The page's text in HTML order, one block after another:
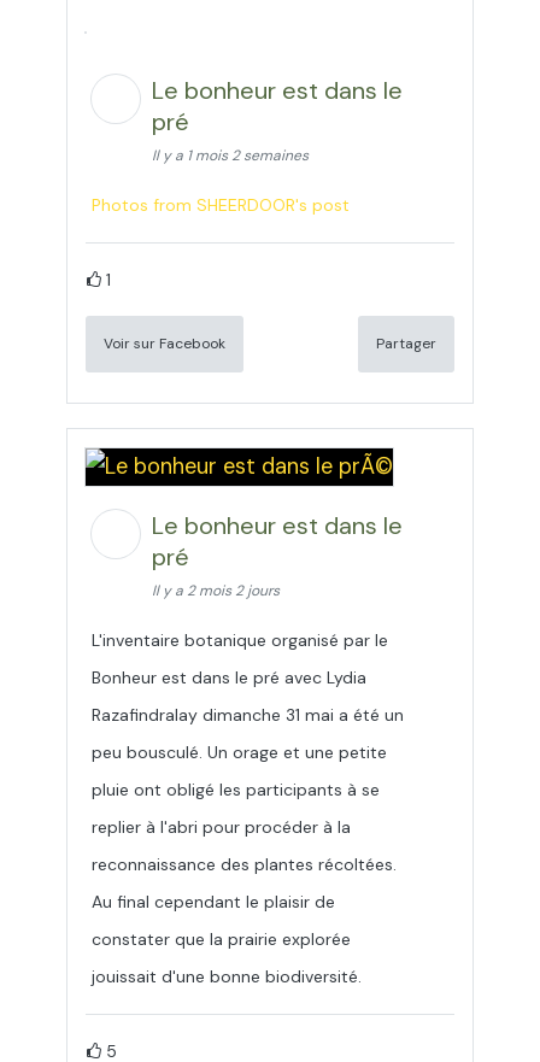
Le bonheur est dans le
pré
Il y a 1 mois 2 semaines
Photos from SHEERDOOR's post
1
Voir sur Facebook Partager
Le bonheur est dans le
pré
Il y a 2 mois 2 jours
L'inventaire botanique organisé par le
Bonheur est dans le pré avec Lydia
Razafindralay dimanche 31 mai a été un
peu bousculé. Un orage et une petite
pluie ont obligé les participants à se
replier à l'abri pour procéder à la
reconnaissance des plantes récoltées.
Au final cependant le plaisir de
constater que la prairie explorée
jouissait d'une bonne biodiversité.
5